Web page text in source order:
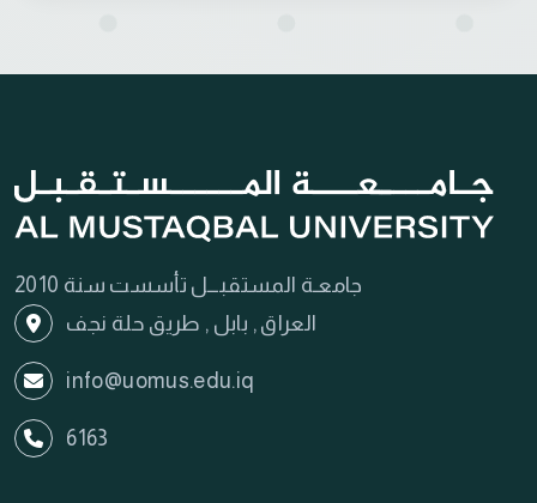
جامعـة المستقبـــل تأسست سنة 2010
العراق , بابل , طريق حلة نجف
info@uomus.edu.iq
6163